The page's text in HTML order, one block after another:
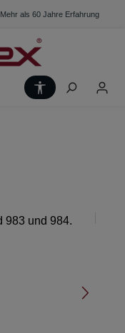
Mehr als 60 Jahre Erfahrung